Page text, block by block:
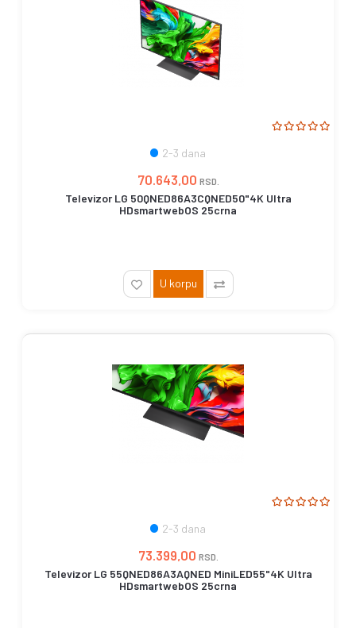
2-3 dana
70.643,00 RSD.
Televizor LG 50QNED86A3CQNED50"4K Ultra
HDsmartwebOS 25crna
U korpu
2-3 dana
73.399,00 RSD.
Televizor LG 55QNED86A3AQNED MiniLED55"4K Ultra
HDsmartwebOS 25crna